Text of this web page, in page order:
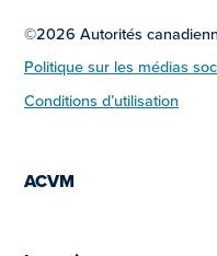
©2026 Autorités
Politique sur les médias
Conditions d’utilisation
ACVM